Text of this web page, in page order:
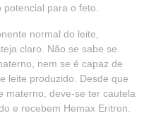
para o feto.
normal do leite,
claro. Não se sabe se
nem se é capaz de
leite produzido. Desde que
materno, deve-se ter cautela
e recebem Hemax Eritron.